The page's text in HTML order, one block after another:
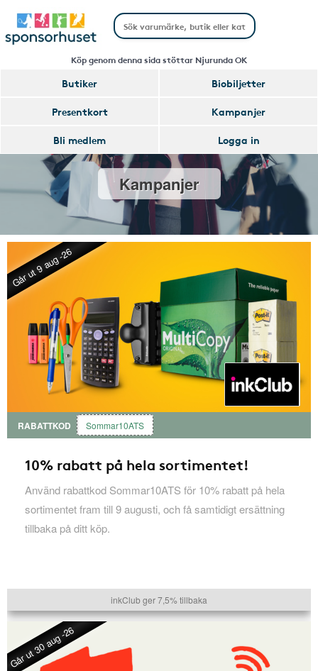
Köp genom denna sida stöttar Njurunda OK
Butiker
Biobiljetter
Presentkort
Kampanjer
Bli medlem
Logga in
Kampanjer
Går ut 9 aug -26
RABATTKOD Sommar10ATS
10% rabatt på hela sortimentet!
Använd rabattkod Sommar10ATS för 10% rabatt på hela
sortimentet fram till 9 augusti, och få samtidigt ersättning
tillbaka på ditt köp.
inkClub ger 7,5% tillbaka
Går ut 30 aug -26